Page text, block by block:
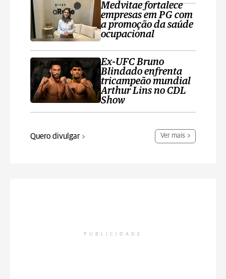
Medvitae fortalece
empresas em PG com
a promoção da saúde
ocupacional
Ex-UFC Bruno
Blindado enfrenta
tricampeão mundial
Arthur Lins no CDL
Show
Quero divulgar Ver mais
PUBLICIDADE